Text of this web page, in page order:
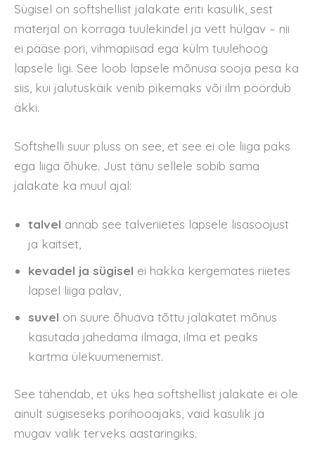
Sügisel on softshellist jalakate eriti kasulik, sest
materjal on korraga tuulekindel ja vett hülgav – nii
ei pääse pori, vihmapiisad ega külm tuulehoog
lapsele ligi. See loob lapsele mõnusa sooja pesa ka
siis, kui jalutuskäik venib pikemaks või ilm pöördub
äkki.
Softshelli suur pluss on see, et see ei ole liiga paks
ega liiga õhuke. Just tänu sellele sobib sama
jalakate ka muul ajal:
talvel annab see talveriietes lapsele lisasoojust
ja kaitset,
kevadel ja sügisel ei hakka kergemates riietes
lapsel liiga palav,
suvel on suure õhuava tõttu jalakatet mõnus
kasutada jahedama ilmaga, ilma et peaks
kartma ülekuumenemist.
See tähendab, et üks hea softshellist jalakate ei ole
ainult sügiseseks porihooajaks, vaid kasulik ja
mugav valik terveks aastaringiks.